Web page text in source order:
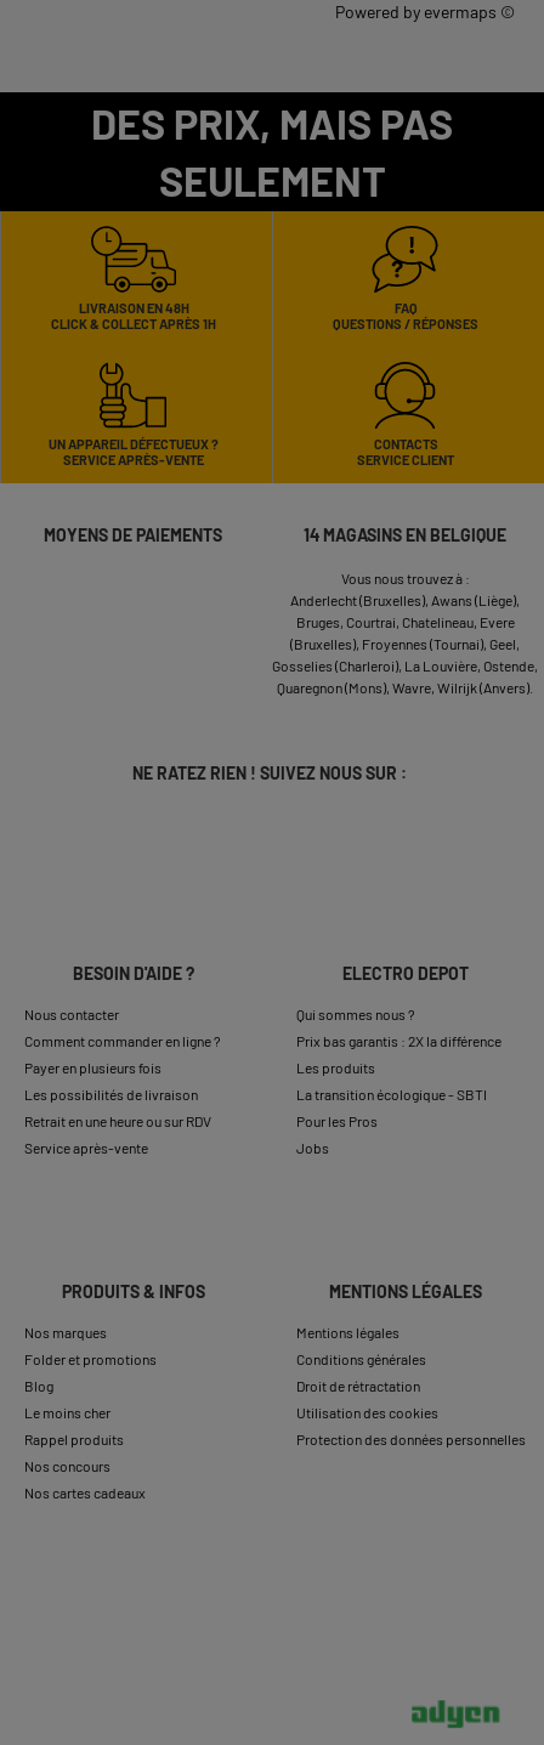
Powered by evermaps ©
DES PRIX, MAIS PAS
SEULEMENT
LIVRAISON EN 48H
CLICK & COLLECT APRÈS 1H
FAQ
QUESTIONS / RÉPONSES
UN APPAREIL DÉFECTUEUX ?
SERVICE APRÈS-VENTE
CONTACTS
SERVICE CLIENT
MOYENS DE PAIEMENTS 14 MAGASINS EN BELGIQUE
Vous nous trouvez à :
Anderlecht (Bruxelles), Awans (Liège),
Bruges, Courtrai, Chatelineau, Evere
(Bruxelles), Froyennes (Tournai), Geel,
Gosselies (Charleroi), La Louvière, Ostende,
Quaregnon (Mons), Wavre, Wilrijk (Anvers).
NE RATEZ RIEN ! SUIVEZ NOUS SUR :
BESOIN D'AIDE ?
Nous contacter
Comment commander en ligne ?
Payer en plusieurs fois
Les possibilités de livraison
Retrait en une heure ou sur RDV
Service après-vente
ELECTRO DEPOT
Qui sommes nous ?
Prix bas garantis : 2X la différence
Les produits
La transition écologique - SBTI
Pour les Pros
Jobs
PRODUITS & INFOS
Nos marques
Folder et promotions
Blog
Le moins cher
Rappel produits
Nos concours
Nos cartes cadeaux
MENTIONS LÉGALES
Mentions légales
Conditions générales
Droit de rétractation
Utilisation des cookies
Protection des données personnelles